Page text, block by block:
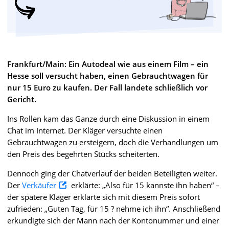
Frankfurt/Main: Ein Autodeal wie aus einem Film – ein
Hesse soll versucht haben, einen Gebrauchtwagen für
nur 15 Euro zu kaufen. Der Fall landete schließlich vor
Gericht.
Ins Rollen kam das Ganze durch eine Diskussion in einem
Chat im Internet. Der Kläger versuchte einen
Gebrauchtwagen zu ersteigern, doch die Verhandlungen um
den Preis des begehrten Stücks scheiterten.
Dennoch ging der Chatverlauf der beiden Beteiligten weiter.
Der Verkäufer
erklärte: „Also für 15 kannste ihn haben“ –
der spätere Kläger erklärte sich mit diesem Preis sofort
zufrieden: „Guten Tag, für 15 ? nehme ich ihn“. Anschließend
erkundigte sich der Mann nach der Kontonummer und einer